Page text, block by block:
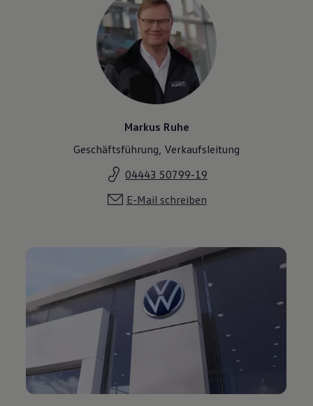
Markus Ruhe
Geschäftsführung, Verkaufsleitung
04443 50799-19
E-Mail schreiben